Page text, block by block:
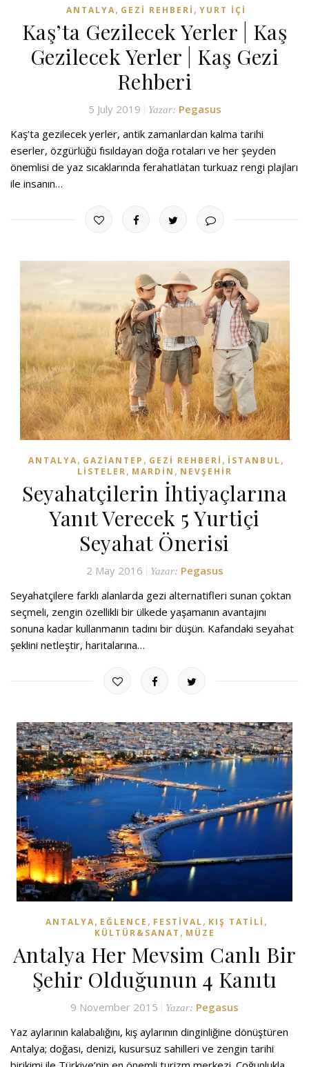
ANTALYA, GEZI REHBERI , YURT İÇI
Kaş’ta Gezilecek Yerler | Kaş
Gezilecek Yerler | Kaş Gezi
Rehberi
5 July 2019 Yazar: Pegasus
Kaş’ta gezilecek yerler, antik zamanlardan kalma tarihi
eserler, özgürlüğü fısıldayan doğa rotaları ve her şeyden
önemlisi de yaz sıcaklarında ferahatlatan turkuaz rengi plajları
ile insanın…
ANTALYA, GAZIANTEP , GEZI REHBERI , İSTANBUL,
LISTELER, MARDIN , NEVŞEHIR
Seyahatçilerin İhtiyaçlarına
Yanıt Verecek 5 Yurtiçi
Seyahat Önerisi
2 May 2016 Yazar: Pegasus
Seyahatçilere farklı alanlarda gezi alternatifleri sunan çoktan
seçmeli, zengin özellikli bir ülkede yaşamanın avantajını
sonuna kadar kullanmanın tadını bir düşün. Kafandaki seyahat
şeklini netleştir, haritalarına…
ANTALYA, EĞLENCE , FESTIVAL, KIŞ TATILI ,
KÜLTÜR&SANAT , MÜZE
Antalya Her Mevsim Canlı Bir
Şehir Olduğunun 4 Kanıtı
9 November 2015 Yazar: Pegasus
Yaz aylarının kalabalığını, kış aylarının dinginliğine dönüştüren
Antalya; doğası, denizi, kusursuz sahilleri ve zengin tarihi